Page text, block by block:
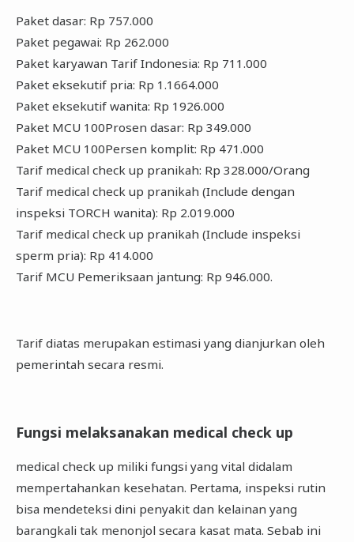
Paket dasar: Rp 757.000
Paket pegawai: Rp 262.000
Paket karyawan Tarif Indonesia: Rp 711.000
Paket eksekutif pria: Rp 1.1664.000
Paket eksekutif wanita: Rp 1926.000
Paket MCU 100Prosen dasar: Rp 349.000
Paket MCU 100Persen komplit: Rp 471.000
Tarif medical check up pranikah: Rp 328.000/Orang
Tarif medical check up pranikah (Include dengan
inspeksi TORCH wanita): Rp 2.019.000
Tarif medical check up pranikah (Include inspeksi
sperm pria): Rp 414.000
Tarif MCU Pemeriksaan jantung: Rp 946.000.
Tarif diatas merupakan estimasi yang dianjurkan oleh
pemerintah secara resmi.
Fungsi melaksanakan medical check up
medical check up miliki fungsi yang vital didalam
mempertahankan kesehatan. Pertama, inspeksi rutin
bisa mendeteksi dini penyakit dan kelainan yang
barangkali tak menonjol secara kasat mata. Sebab ini